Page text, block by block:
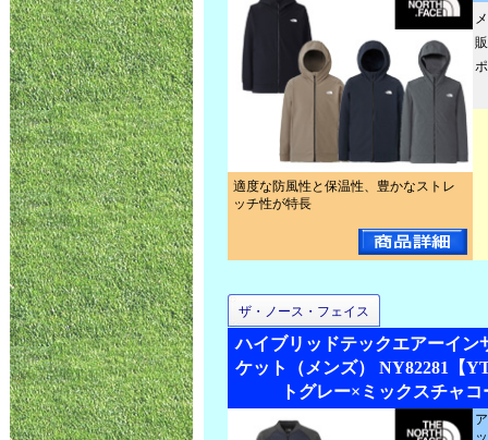
適度な防風性と保温性、豊かなストレ
ッチ性が特長
ザ・ノース・フェイス
ハイブリッドテックエアーイン
ケット（メンズ） NY82281【
トグレー×ミックスチャ